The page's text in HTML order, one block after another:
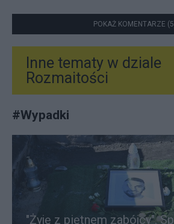
POKAŻ KOMENTARZE
Inne tematy w dziale
Rozmaitości
#Wypadki
"Żyję z piętnem zabójcy".